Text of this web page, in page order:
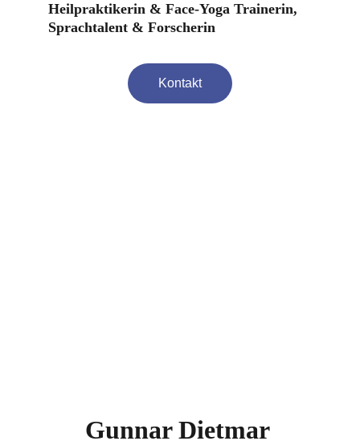
Gunnar Dietmar
Heilpraktikerin & Face-Yoga Trainerin,
Sprachtalent & Forscherin
Kontakt